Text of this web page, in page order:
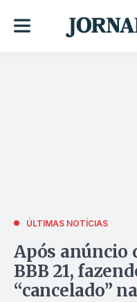
ÚLTIMAS NOTÍCIAS
Após anúncio
BBB 21,
“cancelado”